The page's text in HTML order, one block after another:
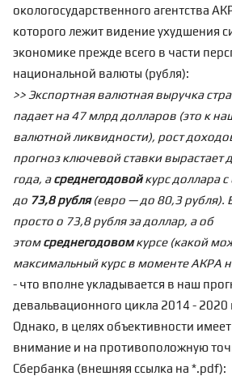
окологосударственного агентства
которого лежит видение ухудшения
экономике прежде всего в части
национальной валюты (рубля):
>> Экспортная валютная выручка
падает на 47 млрд долларов (это к
валютной ликвидности), рост
прогноз ключевой ставки вырастает
года, асреднегодовойкурс доллара с
до 73,8 рубля(евро — до 80,3 рубля).
просто о 73,8 рубля за доллар, а об
этомсреднегодовомкурсе (какой
максимальный курс в моменте АКРА
- что вполне укладывается в наш
девальвационного цикла 2014 - 2020
Однако, в целях объективности
внимание и на противоположную
Сбербанка (внешняя ссылка на *.pdf):